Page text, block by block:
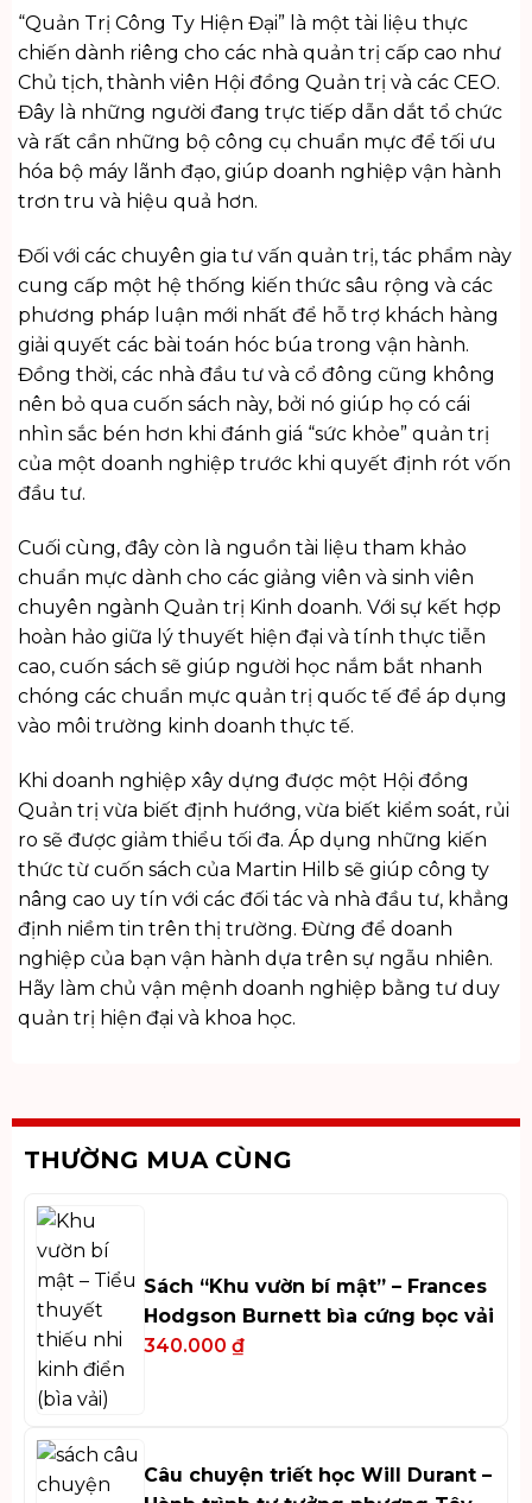
“Quản Trị Công Ty Hiện Đại” là một tài liệu thực
chiến dành riêng cho các nhà quản trị cấp cao như
Chủ tịch, thành viên Hội đồng Quản trị và các CEO.
Đây là những người đang trực tiếp dẫn dắt tổ chức
và rất cần những bộ công cụ chuẩn mực để tối ưu
hóa bộ máy lãnh đạo, giúp doanh nghiệp vận hành
trơn tru và hiệu quả hơn.
Đối với các chuyên gia tư vấn quản trị, tác phẩm này
cung cấp một hệ thống kiến thức sâu rộng và các
phương pháp luận mới nhất để hỗ trợ khách hàng
giải quyết các bài toán hóc búa trong vận hành.
Đồng thời, các nhà đầu tư và cổ đông cũng không
nên bỏ qua cuốn sách này, bởi nó giúp họ có cái
nhìn sắc bén hơn khi đánh giá “sức khỏe” quản trị
của một doanh nghiệp trước khi quyết định rót vốn
đầu tư.
Cuối cùng, đây còn là nguồn tài liệu tham khảo
chuẩn mực dành cho các giảng viên và sinh viên
chuyên ngành Quản trị Kinh doanh. Với sự kết hợp
hoàn hảo giữa lý thuyết hiện đại và tính thực tiễn
cao, cuốn sách sẽ giúp người học nắm bắt nhanh
chóng các chuẩn mực quản trị quốc tế để áp dụng
vào môi trường kinh doanh thực tế.
Khi doanh nghiệp xây dựng được một Hội đồng
Quản trị vừa biết định hướng, vừa biết kiểm soát, rủi
ro sẽ được giảm thiểu tối đa. Áp dụng những kiến
thức từ cuốn sách của Martin Hilb sẽ giúp công ty
nâng cao uy tín với các đối tác và nhà đầu tư, khẳng
định niềm tin trên thị trường. Đừng để doanh
nghiệp của bạn vận hành dựa trên sự ngẫu nhiên.
Hãy làm chủ vận mệnh doanh nghiệp bằng tư duy
quản trị hiện đại và khoa học.
THƯỜNG MUA CÙNG
Sách “Khu vườn bí mật” – Frances
Hodgson Burnett bìa cứng bọc vải
340.000 ₫
Câu chuyện triết học Will Durant –